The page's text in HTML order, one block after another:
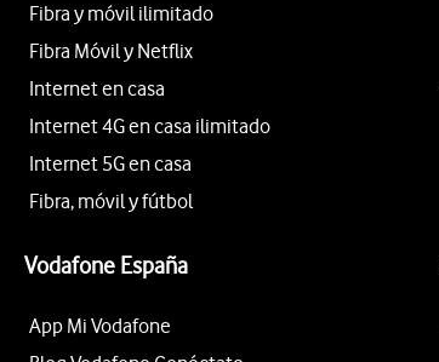
Fibra y móvil ilimitado
Fibra Móvil y Netflix
Internet en casa
Internet 4G en casa ilimitado
Internet 5G en casa
Fibra, móvil y fútbol
Vodafone España
App Mi Vodafone